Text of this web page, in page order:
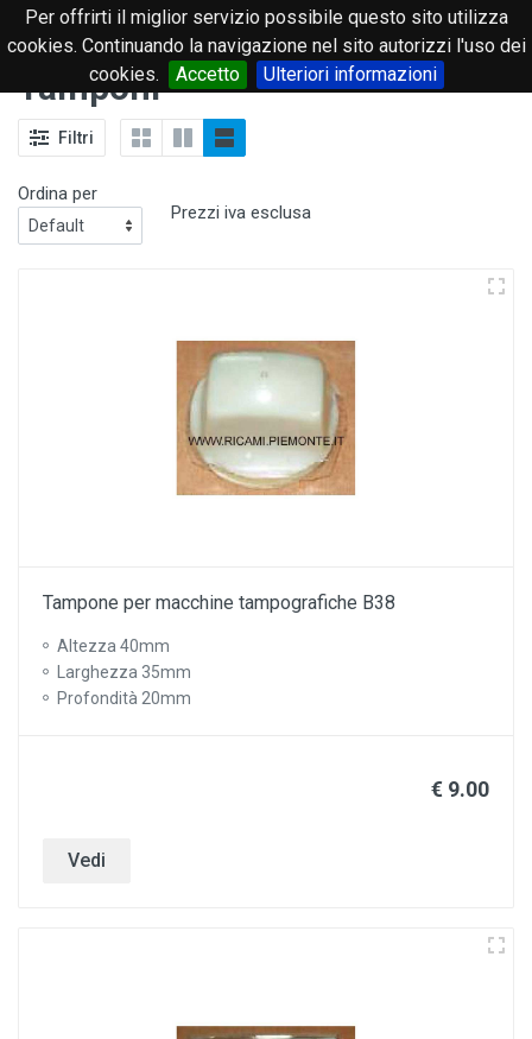
Per offrirti il miglior servizio possibile questo sito utilizza
cookies. Continuando la navigazione nel sito autorizzi l'uso dei
cookies.
Accetto Ulteriori informazioni
0
Tamponi
Filtri
Ordina per
Prezzi iva esclusa
Tampone per macchine tampografiche B38
Altezza 40mm
Larghezza 35mm
Profondità 20mm
€ 9.00
Vedi